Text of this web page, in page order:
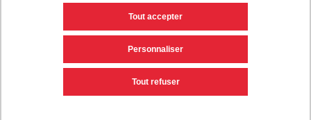
Tout accepter
Tout refuser
Personnaliser
Mentions légales
Personnaliser les cookies Plan du site